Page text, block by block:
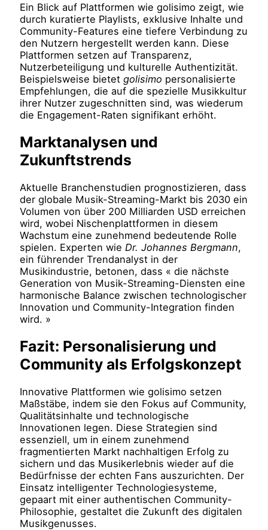
Ein Blick auf Plattformen wie golisimo zeigt, wie
durch kuratierte Playlists, exklusive Inhalte und
Community-Features eine tiefere Verbindung zu
den Nutzern hergestellt werden kann. Diese
Plattformen setzen auf Transparenz,
Nutzerbeteiligung und kulturelle Authentizität.
Beispielsweise bietetgolisimo personalisierte
Empfehlungen, die auf die spezielle Musikkultur
ihrer Nutzer zugeschnitten sind, was wiederum
die Engagement-Raten signifikant erhöht.
Marktanalysen und
Zukunftstrends
Aktuelle Branchenstudien prognostizieren, dass
der globale Musik-Streaming-Markt bis 2030 ein
Volumen von über 200 Milliarden USD erreichen
wird, wobei Nischenplattformen in diesem
Wachstum eine zunehmend bedeutende Rolle
spielen. Experten wie Dr. Johannes Bergmann,
ein führender Trendanalyst in der
Musikindustrie, betonen, dass « die nächste
Generation von Musik-Streaming-Diensten eine
harmonische Balance zwischen technologischer
Innovation und Community-Integration finden
wird. »
Fazit: Personalisierung und
Community als Erfolgskonzept
Innovative Plattformen wie golisimo setzen
Maßstäbe, indem sie den Fokus auf Community,
Qualitätsinhalte und technologische
Innovationen legen. Diese Strategien sind
essenziell, um in einem zunehmend
fragmentierten Markt nachhaltigen Erfolg zu
sichern und das Musikerlebnis wieder auf die
Bedürfnisse der echten Fans auszurichten. Der
Einsatz intelligenter Technologiesysteme,
gepaart mit einer authentischen Community-
Philosophie, gestaltet die Zukunft des digitalen
Musikgenusses.